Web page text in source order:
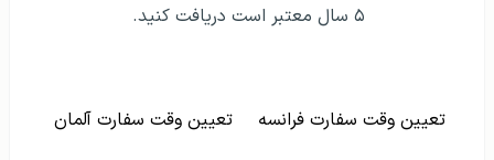
۵ سال معتبر است دریافت کنید.
تعیین وقت سفارت فرانسه تعیین وقت سفارت آلمان